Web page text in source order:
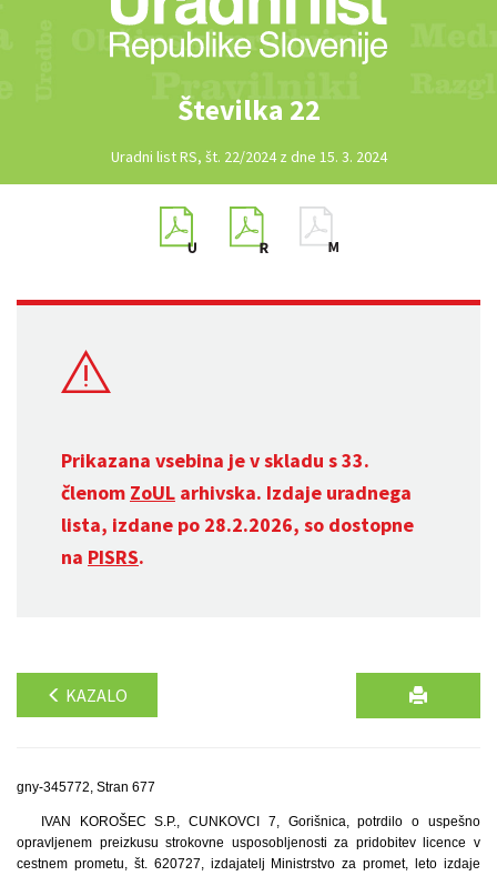
Številka 22
Uradni list RS, št. 22/2024 z dne 15. 3. 2024
Prikazana vsebina je v skladu s 33.
členom ZoUL arhivska. Izdaje uradnega
lista, izdane po 28.2.2026, so dostopne
na PISRS.
KAZALO
gny-345772, Stran 677
IVAN KOROŠEC S.P., CUNKOVCI 7, Gorišnica, potrdilo o uspešno
opravljenem preizkusu strokovne usposobljenosti za pridobitev licence v
cestnem prometu, št. 620727, izdajatelj Ministrstvo za promet, leto izdaje